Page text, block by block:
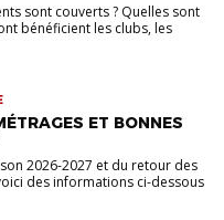
sont couverts ? Quelles sont
bénéficient les clubs, les
ET BONNES
2026-2027 et du retour des
des informations ci-dessous